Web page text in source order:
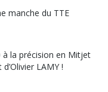
manche du TTE
à la précision en Mitjet
LAMY !